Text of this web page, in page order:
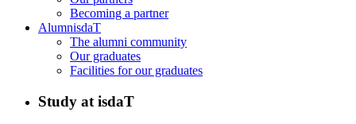
Becoming a partner
AlumnisdaT
The alumni community
Our graduates
Facilities for our graduates
Study at isdaT